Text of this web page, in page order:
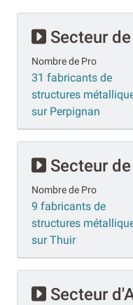
Secteur
Nombre de Pro
31 fabricants de
structures
sur Perpignan
Secteur
Nombre de Pro
9 fabricants de
structures
sur Thuir
Secteur